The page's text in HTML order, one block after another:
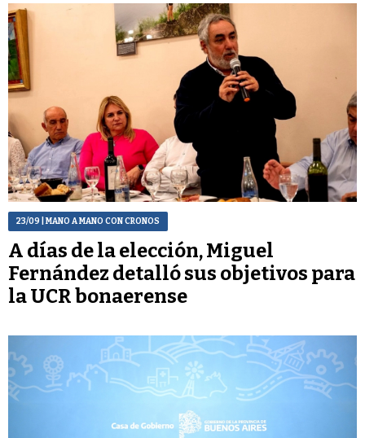
23/09 | MANO A MANO CON CRONOS
A días de la elección, Miguel
Fernández detalló sus objetivos para
la UCR bonaerense